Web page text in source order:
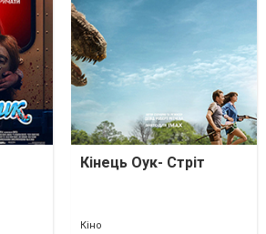
Кінець Оук- Стріт
Кіно